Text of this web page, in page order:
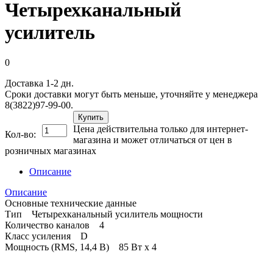
Четырехканальный
усилитель
0
Доставка 1-2 дн.
Сроки доставки могут быть меньше, уточняйте у менеджера
8(3822)97-99-00.
Кол-во:
Купить
Цена действительна только для интернет-
магазина и может отличаться от цен в
розничных магазинах
Описание
Описание
Основные технические данные
Тип Четырехканальный усилитель мощности
Количество каналов 4
Класс усиления D
Мощность (RMS, 14,4 В) 85 Вт х 4